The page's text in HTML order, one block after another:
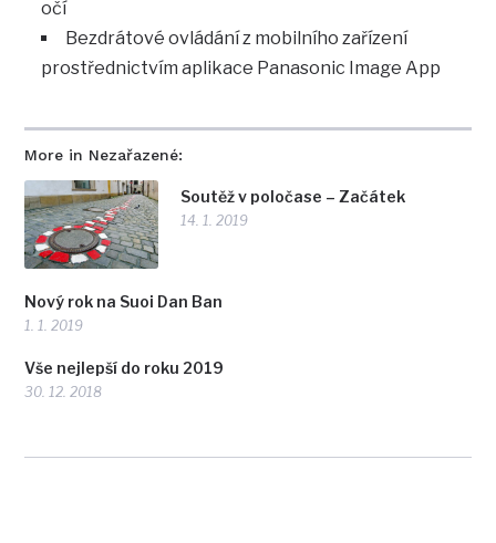
More in Nezařazené:
Soutěž v poločase – Začátek
14. 1. 2019
Nový rok na Suoi Dan Ban
1. 1. 2019
Vše nejlepší do roku 2019
30. 12. 2018
očí
Bezdrátové ovládání z mobilního zařízení
prostřednictvím aplikace Panasonic Image App